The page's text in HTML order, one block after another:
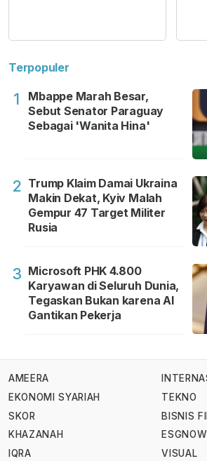
Terpopuler
1
Mbappe Marah Besar,
Sebut Senator Paraguay
Sebagai 'Wanita Hina'
2 Trump Klaim Damai Ukraina
Makin Dekat, Kyiv Malah
Gempur 47 Target Militer
Rusia
3 Microsoft PHK 4.800
Karyawan di Seluruh Dunia,
Tegaskan Bukan karena AI
Gantikan Pekerja
AMEERA
EKONOMI SYARIAH
SKOR
KHAZANAH
IQRA
TEKNO
BISNIS
ESGNOW
VISUAL